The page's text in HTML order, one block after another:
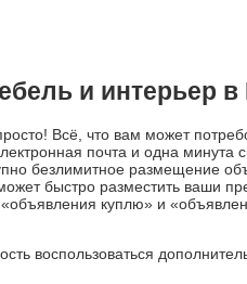
и интерьер в
Всё, что вам может
почта и одна минута
безлимитное размещение
быстро разместить ваши
куплю» и
воспользоваться